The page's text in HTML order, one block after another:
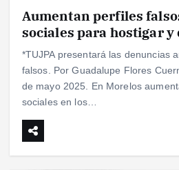
Aumentan perfiles
sociales para hostigar
*TUJPA presentará las denuncias
falsos. Por Guadalupe Flores
de mayo 2025. En Morelos
sociales en los…